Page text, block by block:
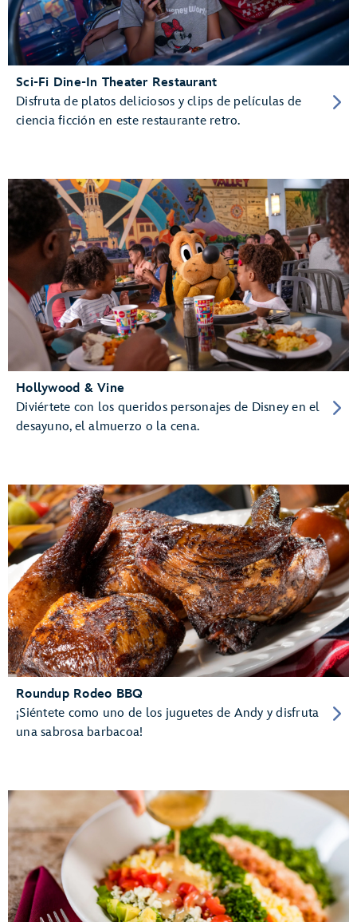
Sci-Fi Dine-In Theater Restaurant
Disfruta de platos deliciosos y clips de películas de
ciencia ficción en este restaurante retro.
Hollywood & Vine
Diviértete con los queridos personajes de Disney en el
desayuno, el almuerzo o la cena.
Roundup Rodeo BBQ
¡Siéntete como uno de los juguetes de Andy y disfruta
una sabrosa barbacoa!